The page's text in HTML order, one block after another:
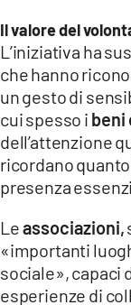
Il valore del
L’iniziativa ha
che hanno
un gesto di
cui spesso i beni
dell’attenzione
ricordano
presenza
Leassociazioni,
«importanti
sociale», capaci
esperienze di